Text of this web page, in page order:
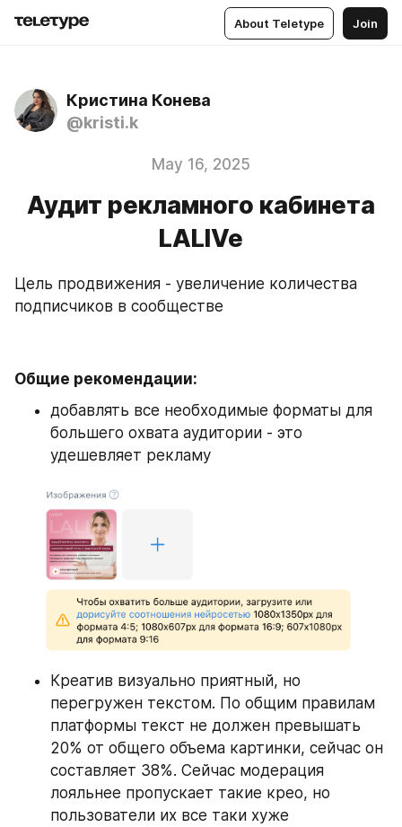
About Teletype Join
Кристина Конева
@kristi.k
May 16, 2025
Аудит рекламного кабинета
LALIVe
Цель продвижения - увеличение количества
подписчиков в сообществе
Общие рекомендации:
добавлять все необходимые форматы для
большего охвата аудитории - это
удешевляет рекламу
Креатив визуально приятный, но
перегружен текстом. По общим правилам
платформы текст не должен превышать
20% от общего объема картинки, сейчас он
составляет 38%. Сейчас модерация
лояльнее пропускает такие крео, но
пользователи их все таки хуже